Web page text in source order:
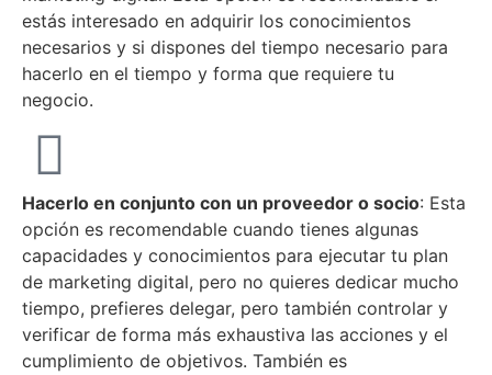
estás interesado en adquirir los conocimientos
necesarios y si dispones del tiempo necesario para
hacerlo en el tiempo y forma que requiere tu
negocio.
Hacerlo en conjunto con un proveedor o socio: Esta
opción es recomendable cuando tienes algunas
capacidades y conocimientos para ejecutar tu plan
de marketing digital, pero no quieres dedicar mucho
tiempo, prefieres delegar, pero también controlar y
verificar de forma más exhaustiva las acciones y el
cumplimiento de objetivos. También es